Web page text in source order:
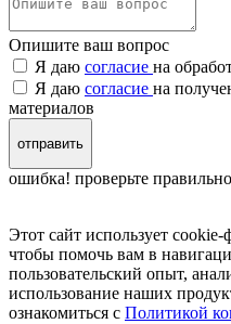
Опишите ваш вопрос
Я даю согласие на
Я даю согласие на
материалов
отправить
ошибка! проверьте
Этот сайт использует
чтобы помочь вам в
пользовательский опыт,
использование наших
ознакомиться с Политикой